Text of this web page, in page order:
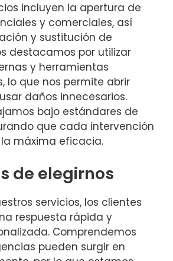
incluyen la apertura de
y comerciales, así
y sustitución de
destacamos por utilizar
y herramientas
lo que nos permite abrir
daños innecesarios.
bajo estándares de
que cada intervención
máxima eficacia.
de elegirnos
servicios, los clientes
respuesta rápida y
Comprendemos
pueden surgir en